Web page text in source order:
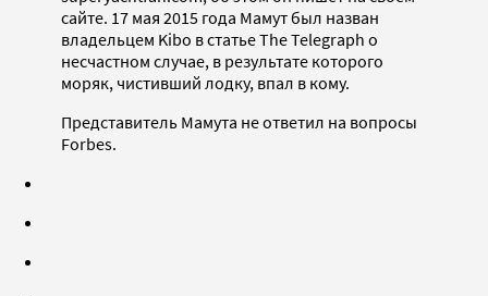
сайте. 17 мая 2015 года Мамут был назван
владельцем Kibo в статье The Telegraph о
несчастном случае, в результате которого
моряк, чистивший лодку, впал в кому.
Представитель Мамута не ответил на вопросы
Forbes.